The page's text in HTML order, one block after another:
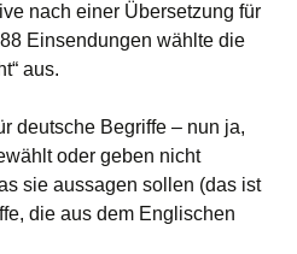
nach einer Übersetzung für
Einsendungen wählte die
aus.
deutsche Begriffe – nun ja,
oder geben nicht
sie aussagen sollen (das ist
die aus dem Englischen